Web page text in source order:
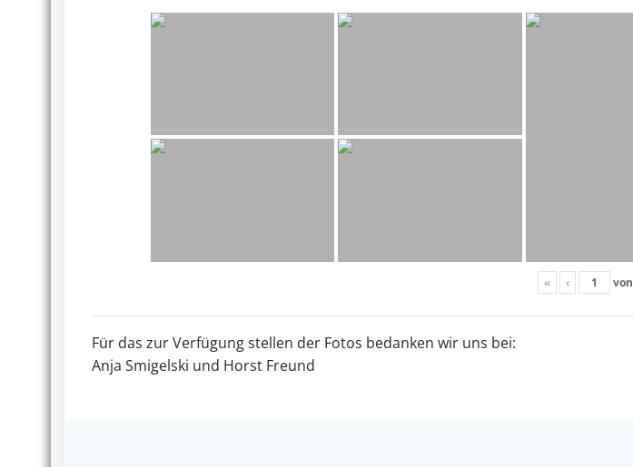
« ‹ von
Für das zur Verfügung stellen der Fotos bedanken wir uns bei:
Anja Smigelski und Horst Freund